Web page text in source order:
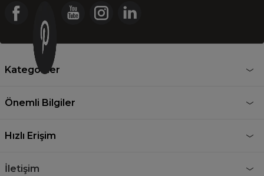
Kategoriler
Önemli Bilgiler
Hızlı Erişim
İletişim